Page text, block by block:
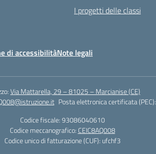
I progetti delle classi
di accessibilitàNote legali
Via Mattarella, 29 – 81025 – Marcianise (CE)
Posta elettronica certificata (PEC):
Codice fiscale: 93086040610
Codice meccanografico: CEIC8AQ008
Codice unico di fatturazione (CUF): ufchf3